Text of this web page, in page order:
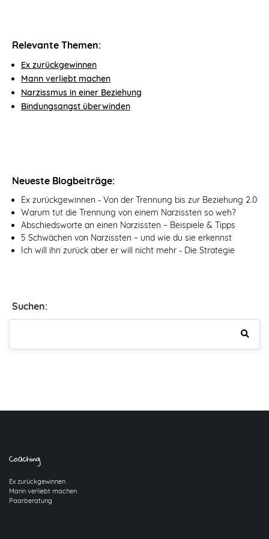
Relevante Themen:
Ex zurückgewinnen
Mann verliebt machen
Narzissmus in einer Beziehung
Bindungsangst überwinden
Neueste Blogbeiträge:
Ex zurückgewinnen - Von der Trennung bis zur Beziehung 2.0
Warum tut die Trennung von einem Narzissten so weh?
Abschiedsworte an einen Narzissten – Beispiele & Tipps
5 Schwächen von Narzissten – und wie du sie erkennst
Ich will ihn zurück aber er will nicht mehr - Die Strategie
Suchen:
Coaching
Ex zurückgewinnen
Mann verliebt machen
Paarberatung